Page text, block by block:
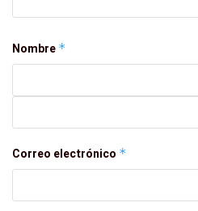
Nombre *
Correo electrónico *